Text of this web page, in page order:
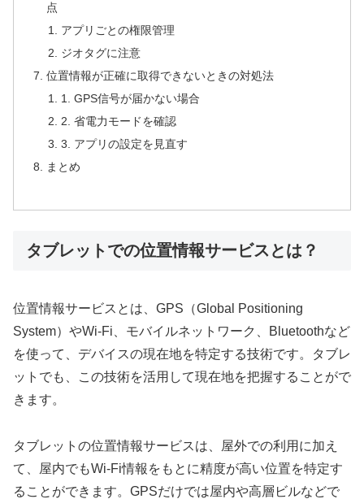
点
アプリごとの権限管理
ジオタグに注意
位置情報が正確に取得できないときの対処法
1. GPS信号が届かない場合
2. 省電力モードを確認
3. アプリの設定を見直す
まとめ
タブレットでの位置情報サービスとは？
位置情報サービスとは、GPS（Global Positioning
System）やWi-Fi、モバイルネットワーク、Bluetoothなど
を使って、デバイスの現在地を特定する技術です。タブレ
ットでも、この技術を活用して現在地を把握することがで
きます。
タブレットの位置情報サービスは、屋外での利用に加え
て、屋内でもWi-Fi情報をもとに精度が高い位置を特定す
ることができます。GPSだけでは屋内や高層ビルなどで